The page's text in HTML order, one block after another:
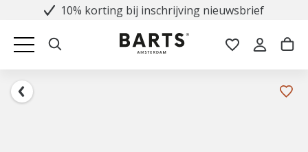
10% korting bij inschrijving nieuwsbrief